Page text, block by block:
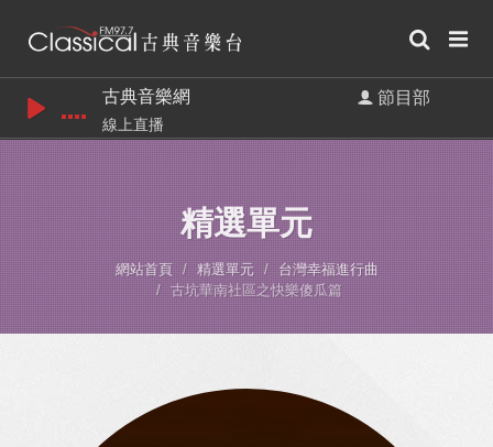
古典音樂網 節目部
線上直播